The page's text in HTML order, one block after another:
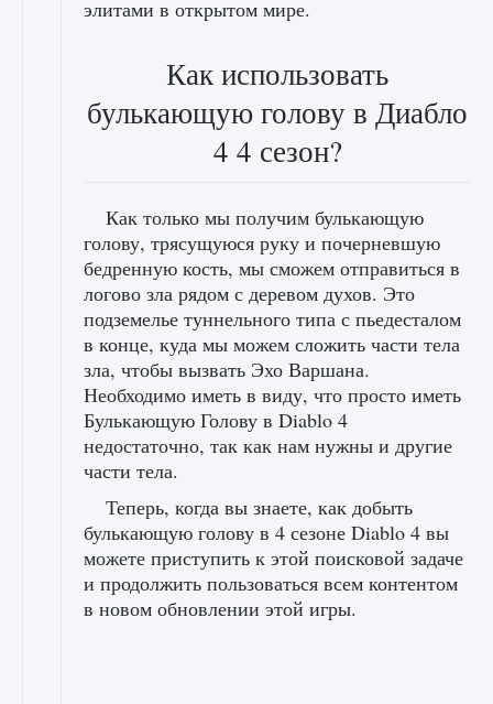
элитами в открытом мире.
Как использовать
булькающую голову в Диабло
4 4 сезон?
Как только мы получим булькающую
голову, трясущуюся руку и почерневшую
бедренную кость, мы сможем отправиться в
логово зла рядом с деревом духов. Это
подземелье туннельного типа с пьедесталом
в конце, куда мы можем сложить части тела
зла, чтобы вызвать Эхо Варшана.
Необходимо иметь в виду, что просто иметь
Булькающую Голову в Diablo 4
недостаточно, так как нам нужны и другие
части тела.
Теперь, когда вы знаете, как добыть
булькающую голову в 4 сезоне Diablo 4 вы
можете приступить к этой поисковой задаче
и продолжить пользоваться всем контентом
в новом обновлении этой игры.